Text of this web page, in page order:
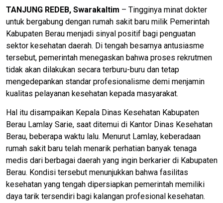
TANJUNG REDEB, Swarakaltim – Tingginya minat dokter
untuk bergabung dengan rumah sakit baru milik Pemerintah
Kabupaten Berau menjadi sinyal positif bagi penguatan
sektor kesehatan daerah. Di tengah besarnya antusiasme
tersebut, pemerintah menegaskan bahwa proses rekrutmen
tidak akan dilakukan secara terburu-buru dan tetap
mengedepankan standar profesionalisme demi menjamin
kualitas pelayanan kesehatan kepada masyarakat.
Hal itu disampaikan Kepala Dinas Kesehatan Kabupaten
Berau Lamlay Sarie, saat ditemui di Kantor Dinas Kesehatan
Berau, beberapa waktu lalu. Menurut Lamlay, keberadaan
rumah sakit baru telah menarik perhatian banyak tenaga
medis dari berbagai daerah yang ingin berkarier di Kabupaten
Berau. Kondisi tersebut menunjukkan bahwa fasilitas
kesehatan yang tengah dipersiapkan pemerintah memiliki
daya tarik tersendiri bagi kalangan profesional kesehatan.